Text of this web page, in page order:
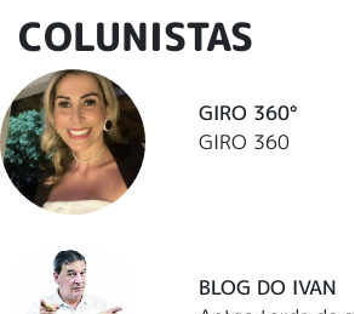
COLUNISTAS
GIRO 360°
GIRO 360
BLOG DO IVAN